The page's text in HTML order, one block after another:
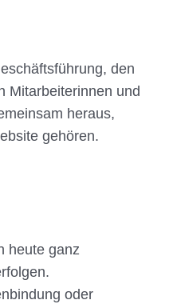
den
Mitarbeiterinnen und
heraus,
gehören.
heute ganz
oder